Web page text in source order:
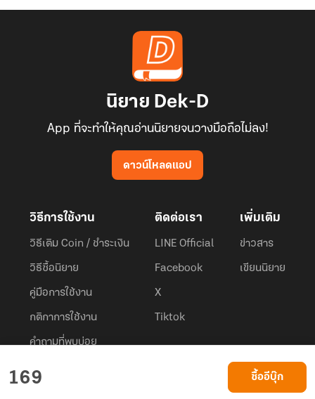
169 ซื้ออีบุ๊ก
นิยาย Dek-D
App ที่จะทำให้คุณอ่านนิยายจนวางมือถือไม่ลง!
ดาวน์โหลดแอป
วิธีการใช้งาน
วิธีเติม Coin / ชำระเงิน
วิธีซื้อนิยาย
คู่มือการใช้งาน
กติกาการใช้งาน
คำถามที่พบบ่อย
ติดต่อเรา
LINE Official
Facebook
X
Tiktok
เพิ่มเติม
ข่าวสาร
เขียนนิยาย
© 2026 Privacy Policy
Dek-D.com ใช้คุกกี้เพื่อพัฒนาประสบการณ์ของ ผู้ใช้ให้ดียิ่งขึ้น
เรียนรู้เพิ่มเติมที่นี่
ยอมรับ